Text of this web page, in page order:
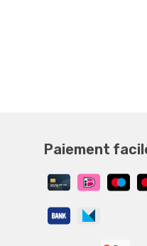
Paiement